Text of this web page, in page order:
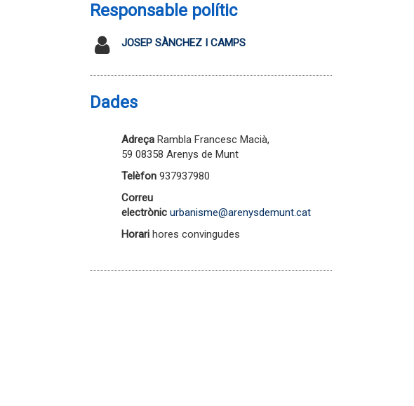
Responsable polític
JOSEP SÀNCHEZ I CAMPS
Dades
Adreça Rambla Francesc Macià,
59 08358 Arenys de Munt
Telèfon 937937980
Correu
electrònic urbanisme@arenysdemunt.cat
Horari hores convingudes